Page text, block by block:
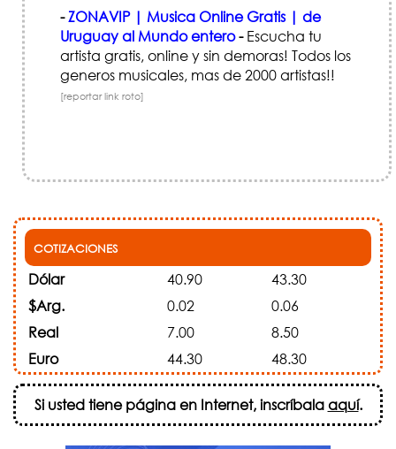
-ZONAVIP | Musica Online Gratis | de
Uruguay al Mundo entero-Escucha tu
artista gratis, online y sin demoras! Todos los
generos musicales, mas de 2000 artistas!!
[reportar link roto]
COTIZACIONES
Dólar 40.90
43.30
$Arg.
0.02
0.06
Real
7.00
8.50
Euro
44.30 48.30
Si usted tiene página en Internet, inscríbalaaquí.